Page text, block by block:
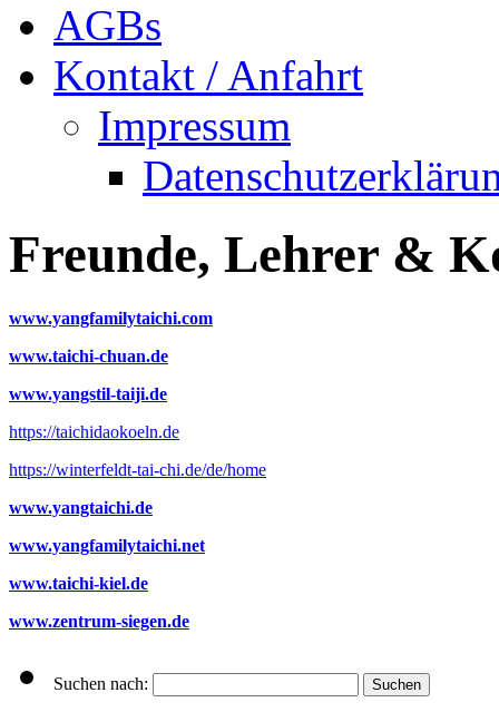
AGBs
Kontakt / Anfahrt
Impressum
Freunde, Lehrer &
www.yangfamilytaichi.com
www.taichi-chuan.de
www.yangstil-taiji.de
https://taichidaokoeln.de
https://winterfeldt-tai-chi.de/de/home
www.yangtaichi.de
www.yangfamilytaichi.net
www.taichi-kiel.de
www.zentrum-siegen.de
Suchen nach: